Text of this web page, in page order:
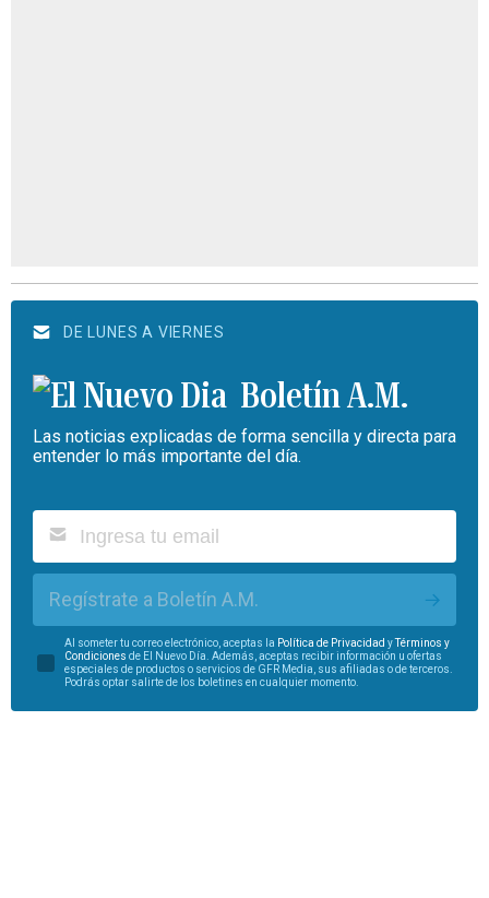
DE LUNES A VIERNES
Boletín A.M.
Las noticias explicadas de forma sencilla y directa para
entender lo más importante del día.
Regístrate a Boletín A.M.
Al someter tu correo electrónico, aceptas la Política de Privacidad yTérminos y
Condiciones de El Nuevo Día. Además, aceptas recibir información u ofertas
especiales de productos o servicios de GFR Media, sus afiliadas o de terceros.
Podrás optar salirte de los boletines en cualquier momento.